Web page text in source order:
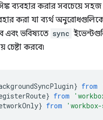
ব্যবহার করার সবচেয়ে
করা যা ব্যর্থ অনুরোধগুলিকে
এবং ভবিষ্যতে sync
করবে৷
} from
} from
} from